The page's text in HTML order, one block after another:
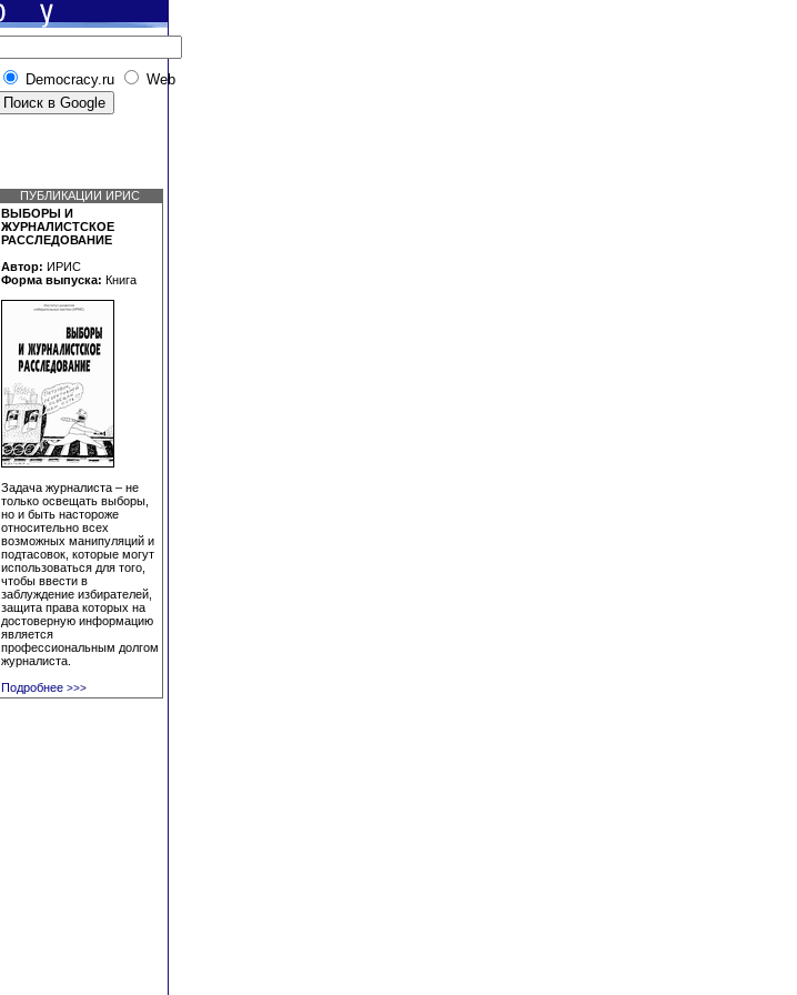
Democracy.ru Web
ПУБЛИКАЦИИ ИРИС
ВЫБОРЫ И
ЖУРНАЛИСТСКОЕ
РАССЛЕДОВАНИЕ
Автор: ИРИС
Форма выпуска: Книга
Задача журналиста – не
только освещать выборы,
но и быть настороже
относительно всех
возможных манипуляций и
подтасовок, которые могут
использоваться для того,
чтобы ввести в
заблуждение избирателей,
защита права которых на
достоверную информацию
является
профессиональным долгом
журналиста.
Подробнее >>>